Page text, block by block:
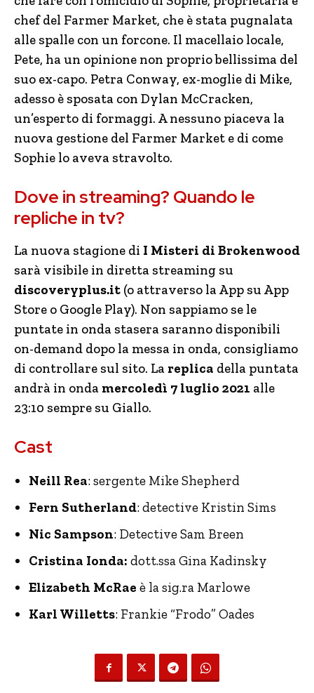
chef del Farmer Market, che è stata pugnalata
alle spalle con un forcone. Il macellaio locale,
Pete, ha un opinione non proprio bellissima del
suo ex-capo. Petra Conway, ex-moglie di Mike,
adesso è sposata con Dylan McCracken,
un’esperto di formaggi. A nessuno piaceva la
nuova gestione del Farmer Market e di come
Sophie lo aveva stravolto.
Dove in streaming? Quando le
repliche in tv?
La nuova stagione di I Misteri di Brokenwood
sarà visibile in diretta streaming su
discoveryplus.it (o attraverso la App su App
Store o Google Play). Non sappiamo se le
puntate in onda stasera saranno disponibili
on-demand dopo la messa in onda, consigliamo
di controllare sul sito. La replica della puntata
andrà in onda mercoledì 7 luglio 2021 alle
23:10 sempre su Giallo.
Cast
Neill Rea: sergente Mike Shepherd
Fern Sutherland: detective Kristin Sims
Nic Sampson: Detective Sam Breen
Cristina Ionda: dott.ssa Gina Kadinsky
Elizabeth McRae è la sig.ra Marlowe
Karl Willetts: Frankie “Frodo” Oades